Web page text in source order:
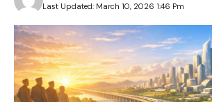
Last Updated: March 10, 2026 1:46 Pm